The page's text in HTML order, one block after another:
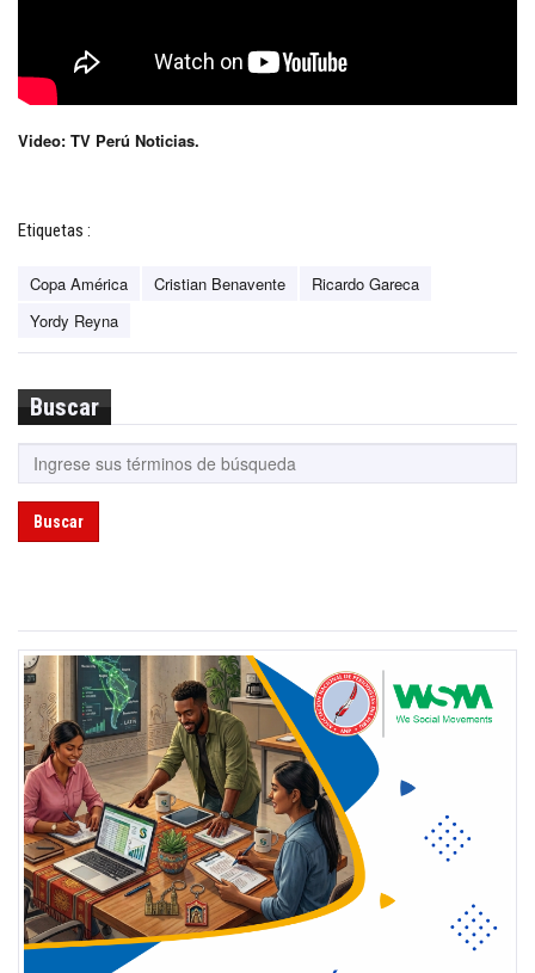
Video: TV Perú Noticias.
Etiquetas :
Copa América Cristian Benavente
Ricardo Gareca
Yordy Reyna
Buscar
Buscar